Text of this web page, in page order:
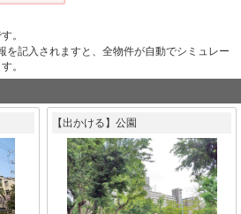
。
を記入されますと、全物件が自動でシミュレー
。
【出かける】公園